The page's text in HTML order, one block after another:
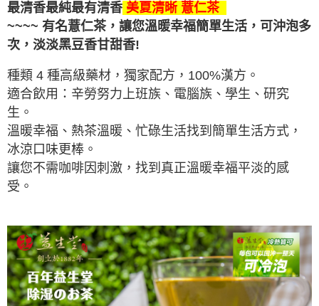
最清香最純最有清香 美夏清晰 薏仁茶
~~~~ 有名薏仁茶，讓您溫暖幸福簡單生活，可沖泡多
次， 淡淡黑豆香甘甜香!
種類 4 種高級藥材，獨家配方，100%漢方。
適合飲用：辛勞努力上班族、電腦族、學生、研究
生。
溫暖幸福、熱茶溫暖、忙碌生活找到簡單生活方式，
冰涼口味更棒。
讓您不需咖啡因刺激，找到真正溫暖幸福平淡的感
受。